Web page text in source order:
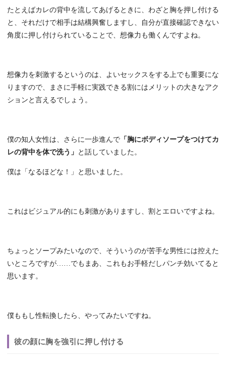
たとえばカレの背中を流してあげるときに、わざと胸を押し付ける
と、それだけで相手は結構興奮しますし、自分が直接確認できない
角度に押し付けられていることで、想像力も働くんですよね。
想像力を刺激するというのは、よいセックスをする上でも重要にな
りますので、まさに手軽に実践できる割にはメリットの大きなアク
ションと言えるでしょう。
僕の知人女性は、さらに一歩進んで 「胸にボディソープをつけてカ
レの背中を体で洗う」 と話していました。
僕は「なるほどな！」と思いました。
これはビジュアル的にも刺激がありますし、割とエロいですよね。
ちょっとソープみたいなので、そういうのが苦手な男性には控えた
いところですが……でもまあ、これもお手軽だしパンチ効いてると
思います。
僕ももし性転換したら、やってみたいですね。
彼の顔に胸を強引に押し付ける